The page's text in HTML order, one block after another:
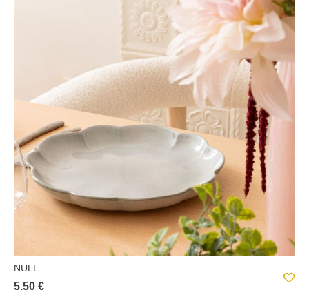
NULL
5.50 €